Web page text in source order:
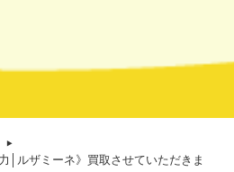
│ルザミーネ》買取させていただきま